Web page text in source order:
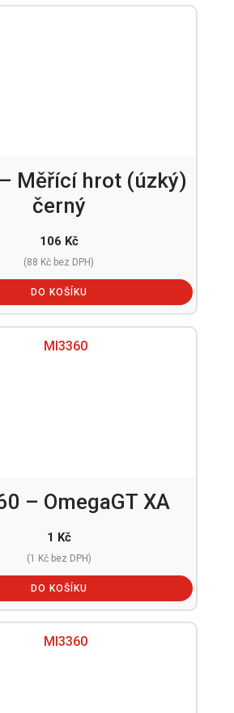
Měřící hrot (úzký)
černý
106 Kč
(88 Kč bez DPH)
DO KOŠÍKU
– OmegaGT XA
1 Kč
(1 Kčbez DPH)
DO KOŠÍKU